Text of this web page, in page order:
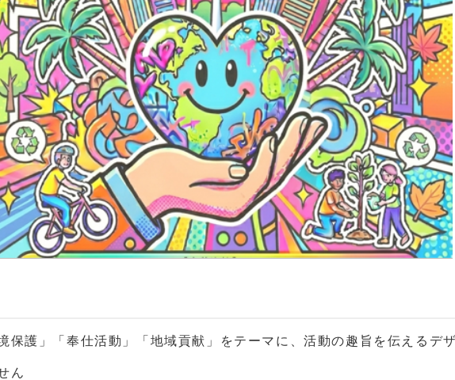
護」「奉仕活動」「地域貢献」をテーマに、活動の趣旨を伝えるデ
ん